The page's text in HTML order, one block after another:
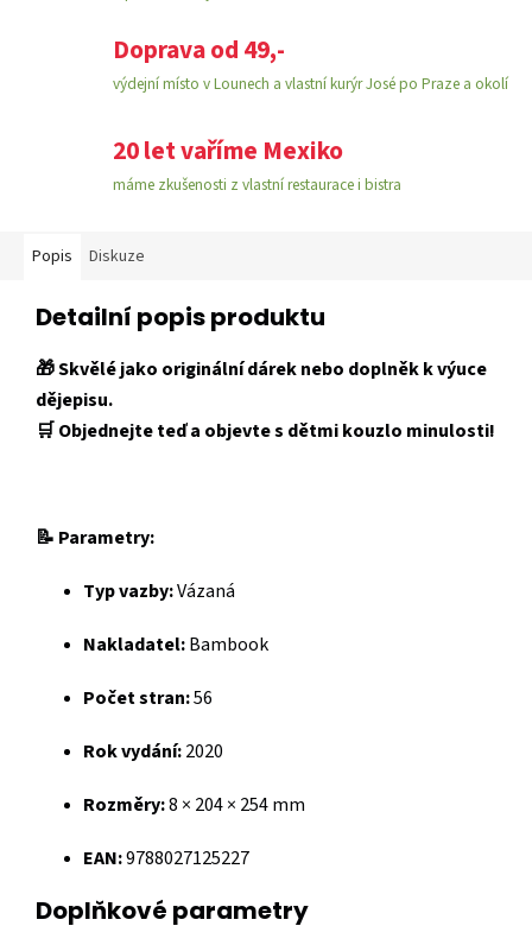
Doprava od 49,-
výdejní místo v Lounech a vlastní kurýr José po Praze a okolí
20 let vaříme Mexiko
máme zkušenosti z vlastní restaurace i bistra
Popis Diskuze
Detailní popis produktu
🎁 Skvělé jako originální dárek nebo doplněk k výuce
dějepisu.
🛒 Objednejte teď a objevte s dětmi kouzlo minulosti!
📝 Parametry:
Typ vazby:Vázaná
Nakladatel:Bambook
Počet stran:56
Rok vydání:2020
Rozměry:8 × 204 × 254 mm
EAN:9788027125227
Doplňkové parametry